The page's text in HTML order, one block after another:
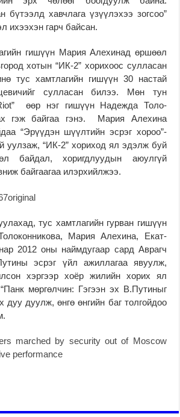
бүтээлд хавчлага үзүүлэхээ зогсоо”
ихээхэн гарч байсан.
гишүүн Мария Алехинад өршөөл
хотын “ИК-2” хорихоос сулласан
тус хамтлагийн гишүүн 30 настай
сулласан билээ. Мөн тун
өөр нэг гишүүн Надежда Толо­
гэж байгаа гэнэ. Мария Алехина
“Эрүүдэн шүүлтийн эсрэг хороо”-
уулзаж, “ИК-2” хориход ял эдэлж буй
байдал, хоригдлуудын аюулгүй
байгаагаа илэрхийлжээ.
тус хамтлагийн гурван гишүүн
Мария Алехина, Екат­
2012 оны наймдугаар сард Аврагч
эсрэг үйл ажиллагаа явуулж,
хэргээр хоёр жилийн хорих ял
мөргөлчин: Гэгээн эх В.Путиныг
дуу дуулж, өнгө өнгийн баг толгойдоо